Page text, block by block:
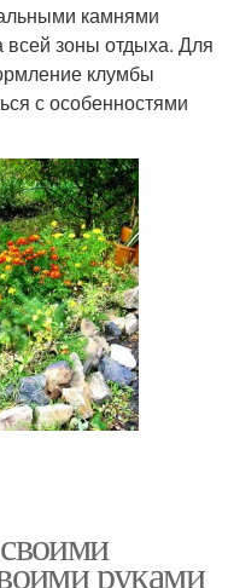
камнями
всей зоны отдыха. Для
клумбы
с особенностями
руками